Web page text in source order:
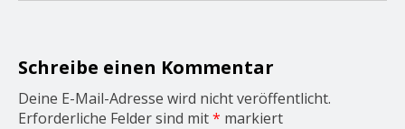
o
n
Schreibe einen Kommentar
Deine E-Mail-Adresse wird nicht veröffentlicht.
Erforderliche Felder sind mit* markiert